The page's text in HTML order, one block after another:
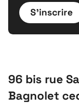
S'inscrire
96 bis rue
Bagnolet